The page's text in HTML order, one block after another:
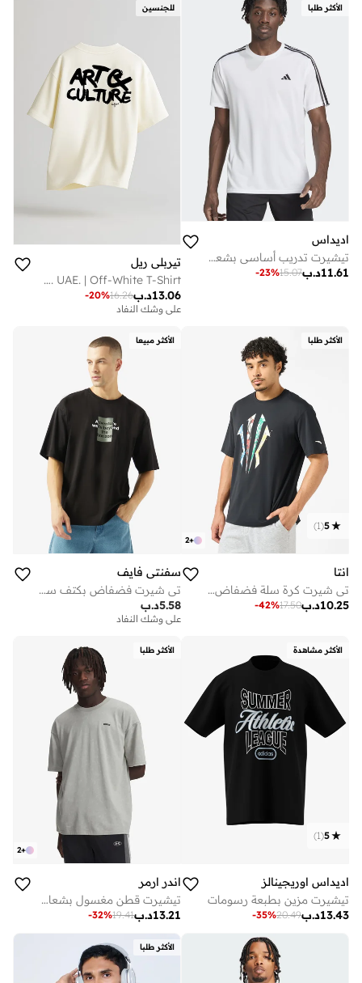
الأكثر طلبا
اديداس
تيشيرت تدريب أساسي بشعار الـ 3 خطوط
د.ب11.61
15.07
-23%
للجنسين
تيربلي ريل
Home of Art & Culture. UAE. | Off-White T-Shirt
د.ب13.06
16.26
-20%
على وشك النفاد
الأكثر طلبا
+
2
5
(
1
)
انتا
تي شيرت كرة سلة فضفاض بأكمام قصيرة للجنسين
د.ب10.25
17.50
-42%
الأكثر مبيعا
سفنتي فايف
تي شيرت فضفاض بكتف ساقط
د.ب5.58
على وشك النفاد
الأكثر مشاهدة
5
(
1
)
اديداس اوريجينالز
تيشيرت مزين بطبعة رسومات
د.ب13.43
20.49
-35%
الأكثر طلبا
+
2
اندر ارمر
تيشيرت قطن مغسول بشعار كبير
د.ب13.21
19.41
-32%
الأكثر طلبا